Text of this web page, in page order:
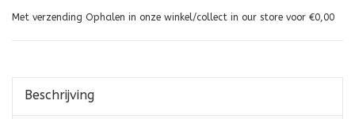
Met verzending Ophalen in onze winkel/collect in our store voor €0,00
Beschrijving